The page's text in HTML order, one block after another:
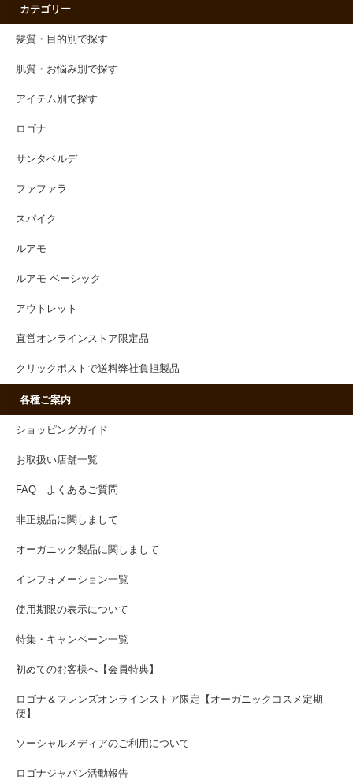
カテゴリー
髪質・目的別で探す
肌質・お悩み別で探す
アイテム別で探す
ロゴナ
サンタベルデ
ファファラ
スパイク
ルアモ
ルアモ ベーシック
アウトレット
直営オンラインストア限定品
クリックポストで送料弊社負担製品
各種ご案内
ショッピングガイド
お取扱い店舗一覧
FAQ よくあるご質問
非正規品に関しまして
オーガニック製品に関しまして
インフォメーション一覧
使用期限の表示について
特集・キャンペーン一覧
初めてのお客様へ【会員特典】
ロゴナ＆フレンズオンラインストア限定【オーガニックコスメ定期
便】
ソーシャルメディアのご利用について
ロゴナジャパン活動報告